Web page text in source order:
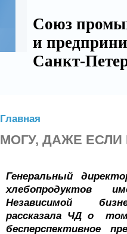
Союз
и
Санкт-
Главная
МОГУ, ДАЖЕ ЕСЛИ
Генеральный
хлебопродуктов
Независимой
рассказала ЧД о том,
бесперспективное